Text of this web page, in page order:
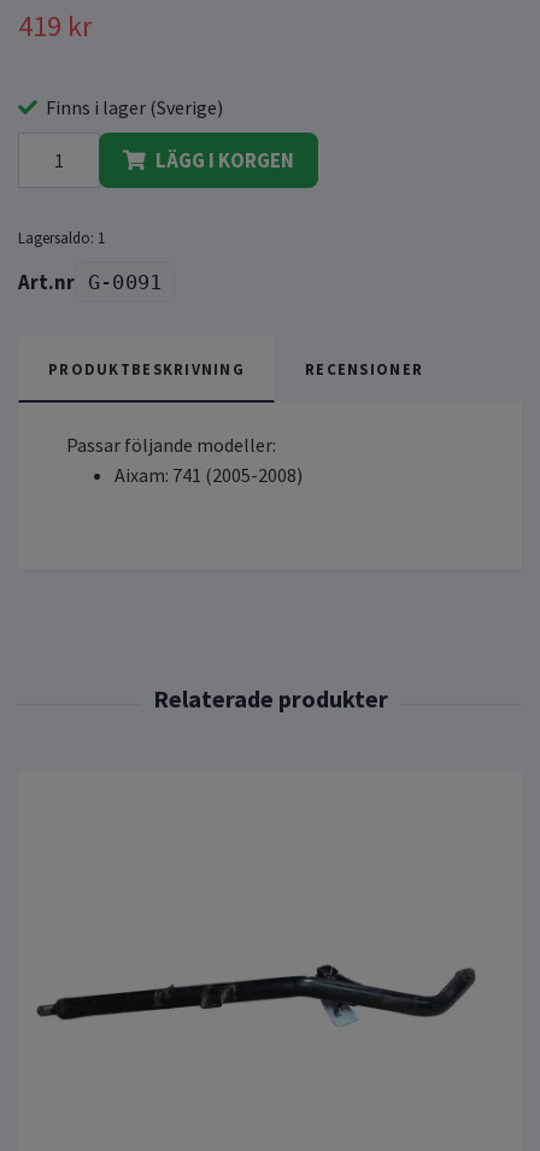
419 kr
Finns i lager (Sverige)
LÄGG I KORGEN
Lagersaldo: 1
G-0091
PRODUKTBESKRIVNING RECENSIONER
Passar följande modeller:
Aixam: 741 (2005-2008)